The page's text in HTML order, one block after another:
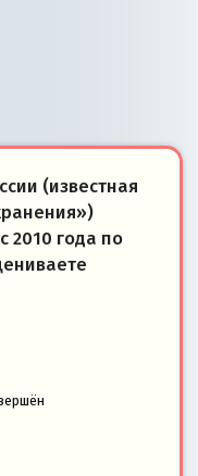
(известная
2010 года по